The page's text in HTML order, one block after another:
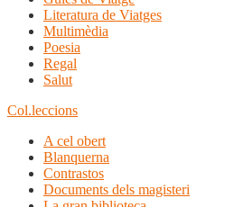
Literatura de Viatges
Multimèdia
Poesia
Regal
Salut
Col.leccions
A cel obert
Blanquerna
Contrastos
Documents dels magisteri